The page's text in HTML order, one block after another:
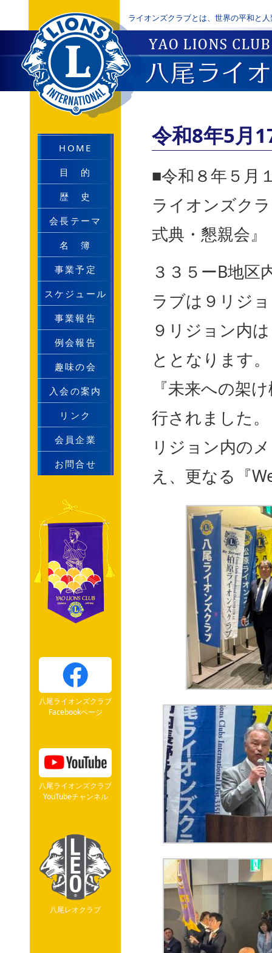
ライオンズクラブとは、世界の平和と
HOME
目 的
歴 史
会長テーマ
名 簿
事業予定
スケジュール
事業報告
例会報告
趣味の会
入会の案内
リンク
会員企業
お問合せ
八尾ライオンズクラブ
Facebookページ
八尾ライオンズクラブ
YouTubeチャンネル
八尾レオクラブ
令和8年5
■令和８年５月
ライオンズク
式典・懇親会』
３３５ーB地区
ラブは９リジ
９リジョン内
ととなります。
『未来への架
行されました。
リジョン内の
え、更なる『